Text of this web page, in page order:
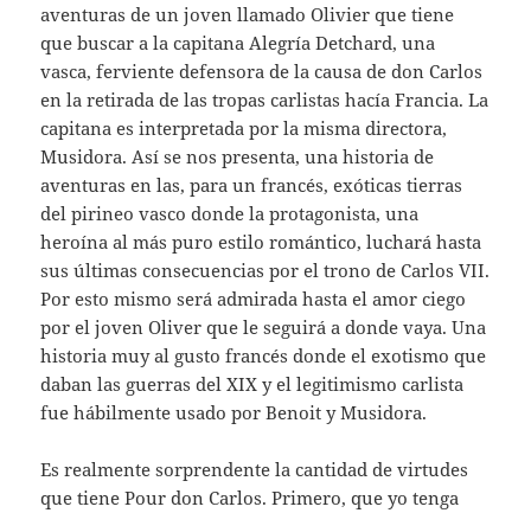
aventuras de un joven llamado Olivier que tiene
que buscar a la capitana Alegría Detchard, una
vasca, ferviente defensora de la causa de don Carlos
en la retirada de las tropas carlistas hacía Francia. La
capitana es interpretada por la misma directora,
Musidora. Así se nos presenta, una historia de
aventuras en las, para un francés, exóticas tierras
del pirineo vasco donde la protagonista, una
heroína al más puro estilo romántico, luchará hasta
sus últimas consecuencias por el trono de Carlos VII.
Por esto mismo será admirada hasta el amor ciego
por el joven Oliver que le seguirá a donde vaya. Una
historia muy al gusto francés donde el exotismo que
daban las guerras del XIX y el legitimismo carlista
fue hábilmente usado por Benoit y Musidora.
Es realmente sorprendente la cantidad de virtudes
que tiene Pour don Carlos. Primero, que yo tenga